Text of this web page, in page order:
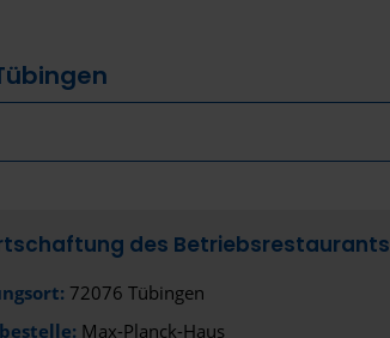
des Betriebsrestaurants
72076 Tübingen
Max-Planck-Haus